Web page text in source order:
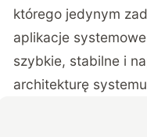
którego jedynym
aplikacje
szybkie, stabilne i
architekturę